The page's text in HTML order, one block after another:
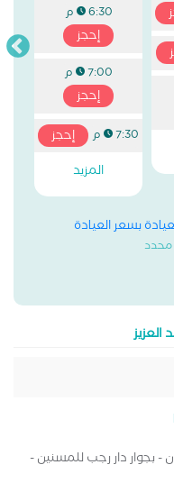
6:30 م
إحجز
7:00 م
إحجز
7:30 م
إحجز
المزيد
بسعر العيادة
محدد
بجوار دار رجب للمسنين -